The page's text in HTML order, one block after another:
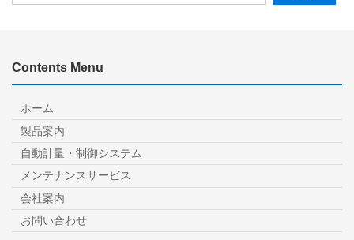
Contents Menu
ホーム
製品案内
自動計量・制御システム
メンテナンスサービス
会社案内
お問い合わせ